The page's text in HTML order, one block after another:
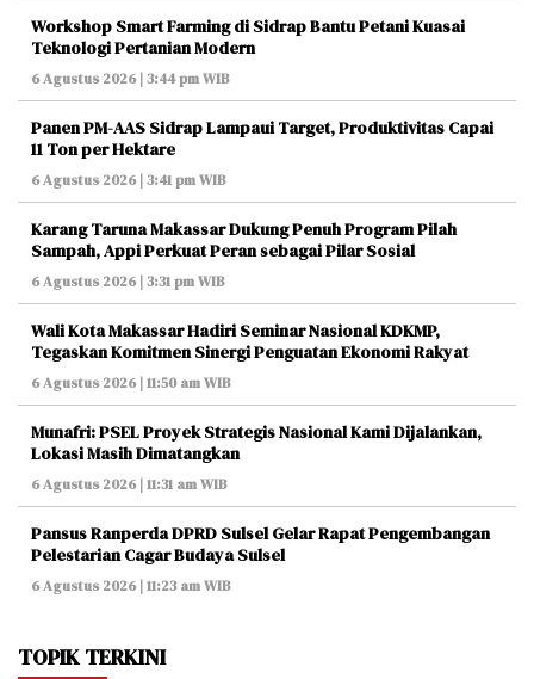
Workshop Smart Farming di Sidrap Bantu Petani Kuasai
Teknologi Pertanian Modern
6 Agustus 2026 | 3:44 pm WIB
Panen PM-AAS Sidrap Lampaui Target, Produktivitas Capai
11 Ton per Hektare
6 Agustus 2026 | 3:41 pm WIB
Karang Taruna Makassar Dukung Penuh Program Pilah
Sampah, Appi Perkuat Peran sebagai Pilar Sosial
6 Agustus 2026 | 3:31 pm WIB
Wali Kota Makassar Hadiri Seminar Nasional KDKMP,
Tegaskan Komitmen Sinergi Penguatan Ekonomi Rakyat
6 Agustus 2026 | 11:50 am WIB
Munafri: PSEL Proyek Strategis Nasional Kami Dijalankan,
Lokasi Masih Dimatangkan
6 Agustus 2026 | 11:31 am WIB
Pansus Ranperda DPRD Sulsel Gelar Rapat Pengembangan
Pelestarian Cagar Budaya Sulsel
6 Agustus 2026 | 11:23 am WIB
TOPIK TERKINI